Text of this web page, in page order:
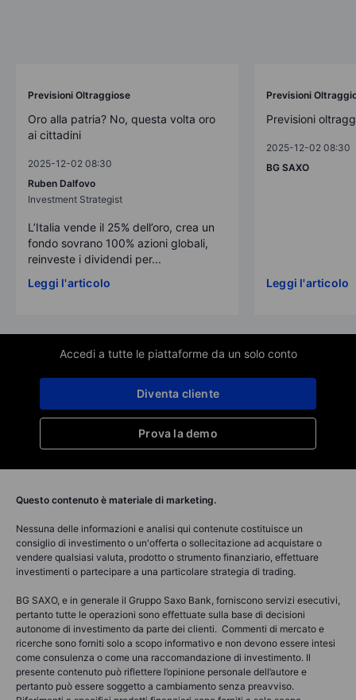
Previsioni Oltraggiose
Oro alla patria? No, questa volta oro
ai cittadini
2025-12-02 08:30
Ruben Dalfovo
Investment Strategist
L’Italia vende il 25% dell’oro, crea un
fondo sovrano 100% azioni globali,
reinveste i dividendi per...
Leggi l'articolo
Previsioni
Previsioni
2025-12-02 08:30
BG SAXO
Leggi l'articolo
Accedi a tutte le piattaforme da un solo conto
Prova la demo
Diventa cliente
Questo contenuto è materiale di marketing.
Nessuna delle informazioni e analisi qui contenute costituisce un
consiglio di investimento o un'offerta o sollecitazione ad acquistare o
vendere qualsiasi valuta, prodotto o strumento finanziario, effettuare
investimenti o partecipare a una particolare strategia di trading.
BG SAXO, e in generale il Gruppo Saxo Bank, forniscono servizi esecutivi,
pertanto tutte le operazioni sono effettuate sulla base di decisioni
autonome di investimento da parte dei clienti. Commenti di mercato e
ricerche sono forniti solo a scopo informativo e non devono essere intesi
come consulenza o come una raccomandazione di investimento. Il
presente contenuto può riflettere l’opinione personale dell’autore e
pertanto può essere soggetto a cambiamento senza preavviso.